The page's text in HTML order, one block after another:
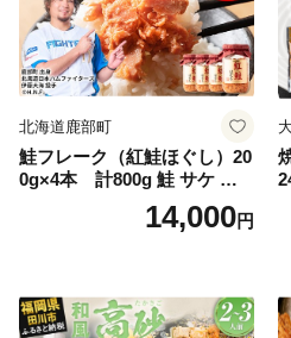
北海道鹿部町
鮭フレーク（紅鮭ほぐし）20
0g×4本 計800g 鮭 サケ 鮭
ほぐし サケフレーク シャケ
フレーク 鮭フレーク14,000円